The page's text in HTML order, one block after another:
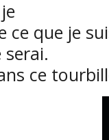
ce que je
serai.
ce